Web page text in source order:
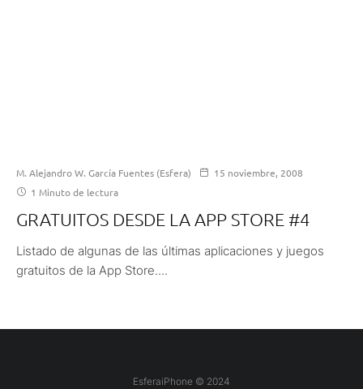
M. Alejandro W. García Fuentes (Esfera)
15 noviembre, 2008
1 Minuto de lectura
GRATUITOS DESDE LA APP STORE #4
Listado de algunas de las últimas aplicaciones y juegos
gratuitos de la App Store....
EsferaiPhone © 2024